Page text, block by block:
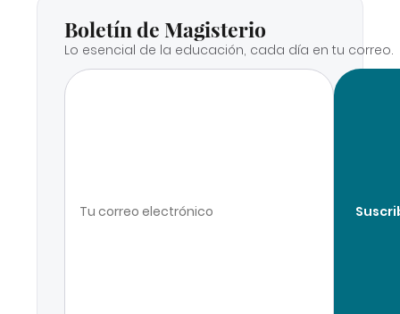
Boletín de Magisterio
Lo esencial de la educación, cada día en tu correo.